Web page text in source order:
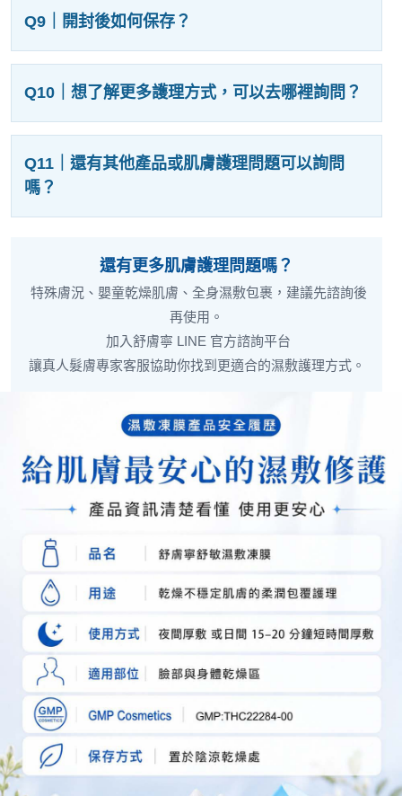
Q9｜開封後如何保存？
Q10｜想了解更多護理方式，可以去哪裡詢問？
Q11｜還有其他產品或肌膚護理問題可以詢問
嗎？
還有更多肌膚護理問題嗎？
特殊膚況、嬰童乾燥肌膚、全身濕敷包裹，建議先諮詢後
再使用。
加入舒膚寧 LINE 官方諮詢平台
讓真人髮膚專家客服協助你找到更適合的濕敷護理方式。